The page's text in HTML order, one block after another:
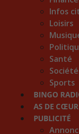
Infos
Loisirs
Santé
Société
Sports
BINGO
AS DE CŒUR
PUBLICITÉ